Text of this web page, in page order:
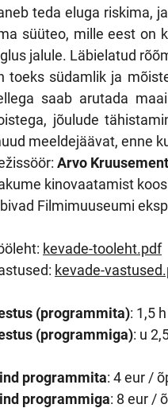
teda eluga riskima,
süüteo, mille eest on
jalule. Läbielatud
toeks südamlik ja
saab arutada
jõulude
meeldejäävat, enne
Arvo Kruusement
kinovaatamist
Filmimuuseumi
kevade-tooleht.pdf
kevade-
(programmita): 1,5 h
(programmiga): u
programmita: 4 eur /
programmiga: 8 eur /